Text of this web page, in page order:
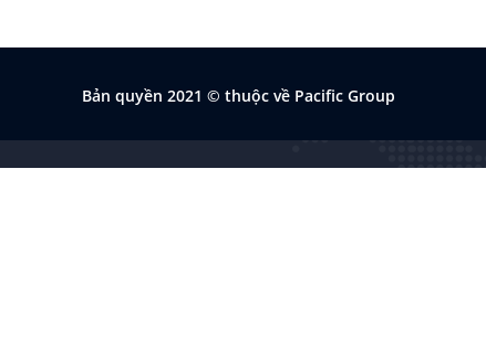
Bản quyền 2021 © thuộc về Pacific Group